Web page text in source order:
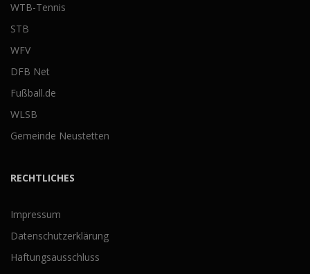
WTB-Tennis
STB
WFV
DFB Net
Fußball.de
WLSB
Gemeinde Neustetten
RECHTLICHES
Impressum
Datenschutzerklärung
Haftungsausschluss